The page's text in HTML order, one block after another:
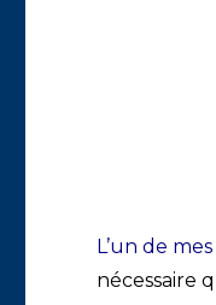
L’un de
nécessaire